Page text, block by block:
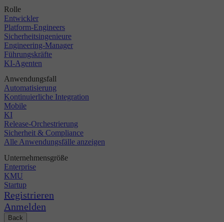
Rolle
Entwickler
Platform-Engineers
Sicherheitsingenieure
Engineering-Manager
Führungskräfte
KI-Agenten
Anwendungsfall
Automatisierung
Kontinuierliche Integration
Mobile
KI
Release-Orchestrierung
Sicherheit & Compliance
Alle Anwendungsfälle anzeigen
Unternehmensgröße
Enterprise
KMU
Startup
Registrieren
Anmelden
Back